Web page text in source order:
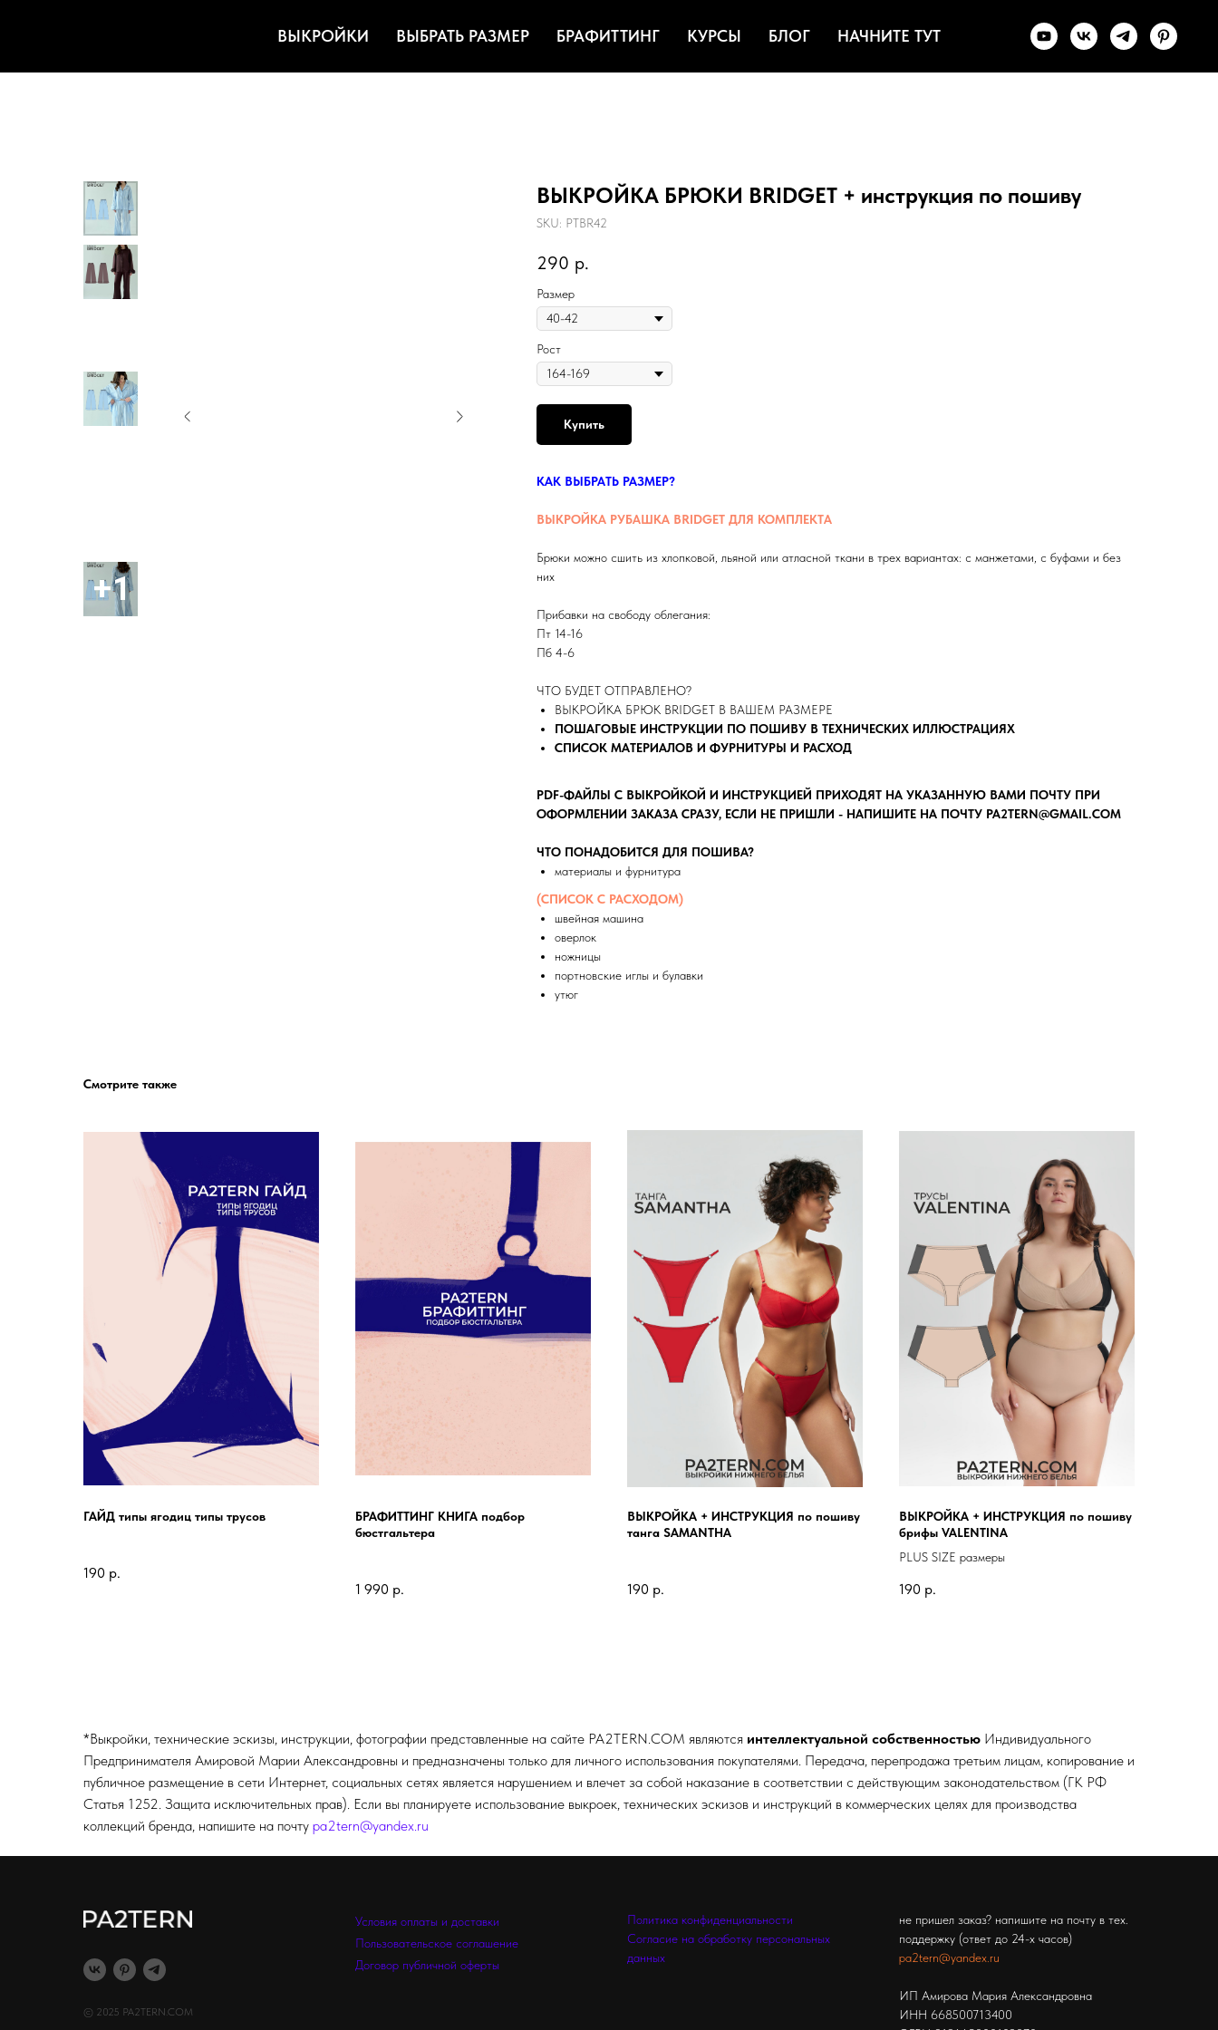
ВЫКРОЙКИ ВЫБРАТЬ РАЗМЕР БРАФИТТИНГ КУРСЫ БЛОГ НАЧНИТЕ ТУТ
ВЫКРОЙКА БРЮКИ BRIDGET + инструкция по пошиву
SKU: PTBR42
290 р.
Размер
Рост
Купить
КАК ВЫБРАТЬ РАЗМЕР?
ВЫКРОЙКА РУБАШКА BRIDGET ДЛЯ КОМПЛЕКТА
Брюки можно сшить из хлопковой, льяной или атласной ткани в трех вариантах: с манжетами, с буфами и без
них
Прибавки на свободу облегания:
Пт 14-16
Пб 4-6
ЧТО БУДЕТ ОТПРАВЛЕНО?
ВЫКРОЙКА БРЮК BRIDGET В ВАШЕМ РАЗМЕРЕ
ПОШАГОВЫЕ ИНСТРУКЦИИ ПО ПОШИВУ В ТЕХНИЧЕСКИХ ИЛЛЮСТРАЦИЯХ
СПИСОК МАТЕРИАЛОВ И ФУРНИТУРЫ И РАСХОД
PDF-ФАЙЛЫ С ВЫКРОЙКОЙ И ИНСТРУКЦИЕЙ ПРИХОДЯТ НА УКАЗАННУЮ ВАМИ ПОЧТУ ПРИ
ОФОРМЛЕНИИ ЗАКАЗА СРАЗУ, ЕСЛИ НЕ ПРИШЛИ - НАПИШИТЕ НА ПОЧТУ PA2TERN@GMAIL.COM
ЧТО ПОНАДОБИТСЯ ДЛЯ ПОШИВА?
материалы и фурнитура
(СПИСОК С РАСХОДОМ)
швейная машина
оверлок
ножницы
портновские иглы и булавки
утюг
Смотрите также
ГАЙД типы ягодиц типы трусов
190 р.
БРАФИТТИНГ КНИГА подбор
бюстгальтера
1 990 р.
ВЫКРОЙКА + ИНСТРУКЦИЯ по пошиву
танга SAMANTHA
190 р.
ВЫКРОЙКА + ИНСТРУКЦИЯ по пошиву
брифы VALENTINA
PLUS SIZE размеры
190 р.
*Выкройки, технические эскизы, инструкции, фотографии представленные на сайте PA2TERN.COM являются интеллектуальной собственностью Индивидуального
Предпринимателя Амировой Марии Александровны и предназначены только для личного использования покупателями. Передача, перепродажа третьим лицам, копирование и
публичное размещение в сети Интернет, социальных сетях является нарушением и влечет за собой наказание в соответствии с действующим законодательством (ГК РФ
Статья 1252. Защита исключительных прав). Если вы планируете использование выкроек, технических эскизов и инструкций в коммерческих целях для производства
коллекций бренда, напишите на почту pa2tern@yandex.ru
© 2025 PA2TERN.COM
Условия оплаты и доставки
Пользовательское соглашение
Договор публичной оферты
Политика конфиденциальности
Согласие на обработку персональных
данных
не пришел заказ? напишите на почту в тех.
поддержку (ответ до 24-х часов)
pa2tern@yandex.ru
ИП Амирова Мария Александровна
ИНН 668500713400